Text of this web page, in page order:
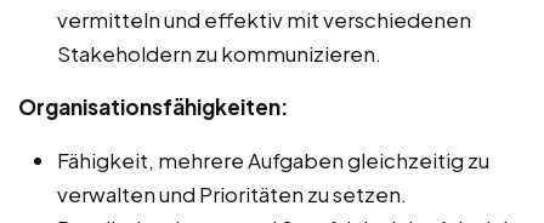
vermitteln und effektiv mit verschiedenen
Stakeholdern zu kommunizieren.
Organisationsfähigkeiten:
Fähigkeit, mehrere Aufgaben gleichzeitig zu
verwalten und Prioritäten zu setzen.